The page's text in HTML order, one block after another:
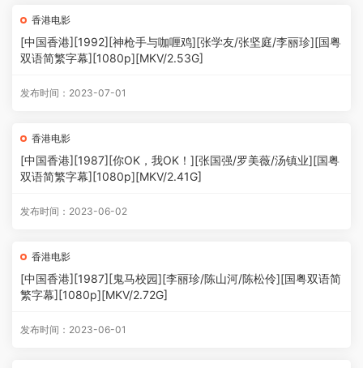
香港电影
[中国香港][1992][神枪手与咖喱鸡][张学友/张坚庭/李丽珍][国粤
双语简繁字幕][1080p][MKV/2.53G]
发布时间：2023-07-01
香港电影
[中国香港][1987][你OK，我OK！][张国强/罗美薇/汤镇业][国粤
双语简繁字幕][1080p][MKV/2.41G]
发布时间：2023-06-02
香港电影
[中国香港][1987][鬼马校园][李丽珍/陈山河/陈松伶][国粤双语简
繁字幕][1080p][MKV/2.72G]
发布时间：2023-06-01